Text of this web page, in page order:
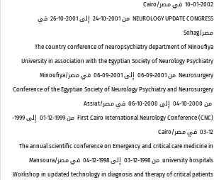
2002-01-10
في مصر/Cairo
NEUROLOGY UPDATE CONGRESS من 2001-10-24 إلى 2001-10-26
في
مصر/Sohag
The country conference of neuropsychiatry department of Minoufiya
University in association with the Egyptian Society of Neurology Psychiatry
Neurosurgery من 2001-09-06 إلى 2001-09-06
في مصر/Minoufiya
Conference of the Egyptian Society of Neurology Psychiatry and Neurosurgery
من 2000-10-04
إلى 2000-10-06
في مصر/Assiut
First Cairo International Neurology Conference (CNC) من 1999-12-01
إلى 1999-
12-03
في مصر/Cairo
The annual scientific conference on Emergency and critical care medicine in
university hospitals من 1998-12-03 إلى 1998-12-04
في مصر/Mansoura
Workshop in updated technology in diagnosis and therapy of critical patients